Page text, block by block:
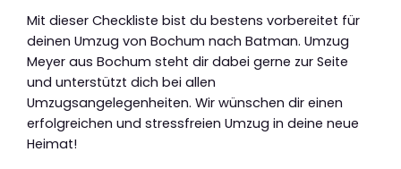
Mit dieser Checkliste bist du bestens vorbereitet für
deinen Umzug von Bochum nach Batman. Umzug
Meyer aus Bochum steht dir dabei gerne zur Seite
und unterstützt dich bei allen
Umzugsangelegenheiten. Wir wünschen dir einen
erfolgreichen und stressfreien Umzug in deine neue
Heimat!